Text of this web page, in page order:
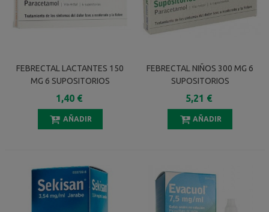
FEBRECTAL LACTANTES 150
MG 6 SUPOSITORIOS
1,40 €
AÑADIR
FEBRECTAL NIÑOS 300 MG 6
SUPOSITORIOS
5,21 €
AÑADIR